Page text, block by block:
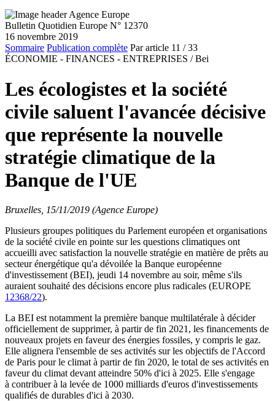
Bulletin Quotidien Europe N° 12370
16 novembre 2019
Sommaire Publication complète Par article 11 / 33
ÉCONOMIE - FINANCES - ENTREPRISES / Bei
Les écologistes et la société
civile saluent l'avancée décisive
que représente la nouvelle
stratégie climatique de la
Banque de l'UE
Bruxelles, 15/11/2019 (Agence Europe)
Plusieurs groupes politiques du Parlement européen et organisations
de la société civile en pointe sur les questions climatiques ont
accueilli avec satisfaction la nouvelle stratégie en matière de prêts au
secteur énergétique qu'a dévoilée la Banque européenne
d'investissement (BEI), jeudi 14 novembre au soir, même s'ils
auraient souhaité des décisions encore plus radicales (EUROPE
12368/22).
La BEI est notamment la première banque multilatérale à décider
officiellement de supprimer, à partir de fin 2021, les financements de
nouveaux projets en faveur des énergies fossiles, y compris le gaz.
Elle alignera l'ensemble de ses activités sur les objectifs de l'Accord
de Paris pour le climat à partir de fin 2020, le total de ses activités en
faveur du climat devant atteindre 50% d'ici à 2025. Elle s'engage
à contribuer à la levée de 1000 milliards d'euros d'investissements
qualifiés de durables d'ici à 2030.